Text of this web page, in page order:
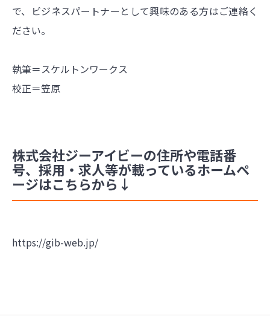
で、ビジネスパートナーとして興味のある方はご連絡く
ださい。
執筆＝スケルトンワークス
校正＝笠原
株式会社ジーアイビーの住所や電話番
号、採用・求人等が載っているホームペ
ージはこちらから↓
https://gib-web.jp/